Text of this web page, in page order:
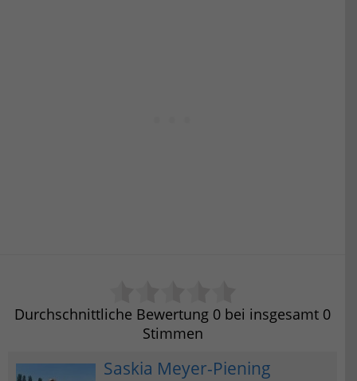
Durchschnittliche Bewertung 0 bei insgesamt 0
Stimmen
Saskia Meyer-Piening